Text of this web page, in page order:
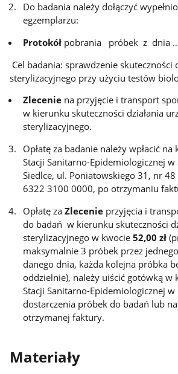
Do badania należy dołączyć
egzemplarzu:
Protokół pobrania próbek z dnia
Cel badania: sprawdzenie skuteczności
sterylizacyjnego przy użyciu testów
Zlecenie na przyjęcie i transport
w kierunku skuteczności działania
sterylizacyjnego.
Opłatę za badanie należy wpłacić
Stacji Sanitarno-Epidemiologicznej w
Siedlce, ul. Poniatowskiego 31, nr
6322 3100 0000, po otrzymaniu
Opłatę zaZlecenie przyjęcia i
do badań w kierunku skuteczności
sterylizacyjnego w kwocie52,00 zł
maksymalnie 3 próbek przez
danego dnia, każda kolejna próbka
oddzielnie), należy uiścić gotówką w
Stacji Sanitarno-Epidemiologicznej
dostarczenia próbek do badań lub
otrzymanej faktury.
Materiały